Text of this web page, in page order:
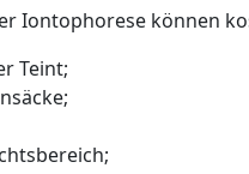
Iontophorese können
Teint;